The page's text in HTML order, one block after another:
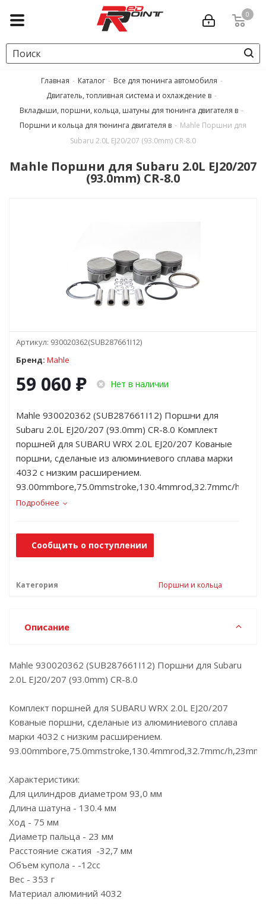
0
Главная - Каталог - Все для тюнинга автомобиля -
Двигатель, топливная система и охлаждение в -
Вкладыши, поршни, кольца, шатуны для тюнинга двигателя в -
Поршни и кольца для тюнинга двигателя в - Mahle Поршни для
Subaru 2.0L EJ20/207 (93.0mm) CR-8.0
Mahle Поршни для Subaru 2.0L EJ20/207
(93.0mm) CR-8.0
Артикул: 930020362(SUB287661I12)
Бренд: Mahle
59 060 ₽ Нет в наличии
Mahle 930020362 (SUB287661I12) Поршни для
Subaru 2.0L EJ20/207 (93.0mm) CR-8.0 Комплект
поршней для SUBARU WRX 2.0L EJ20/207 Кованые
поршни, сделаные из алюминиевого сплава марки
4032 с низким расширением.
93.00mmbore,75.0mmstroke,130.4mmrod,32.7mmc/
Подробнее
Сообщить о поступлении
Категория Поршни и кольца
Описание
Mahle 930020362 (SUB287661I12) Поршни для Subaru
2.0L EJ20/207 (93.0mm) CR-8.0
Комплект поршней для SUBARU WRX 2.0L EJ20/207
Кованые поршни, сделаные из алюминиевого сплава
марки 4032 с низким расширением.
93.00mmbore,75.0mmstroke,130.4mmrod,32.7mmc/
Характеристики:
Для цилиндров диаметром 93,0 мм
Длина шатуна - 130.4 мм
Ход - 75 мм
Диаметр пальца - 23 мм
Расстояние сжатия -32,7 мм
Объем купола - -12сс
Вес - 353 г
Материал алюминий 4032